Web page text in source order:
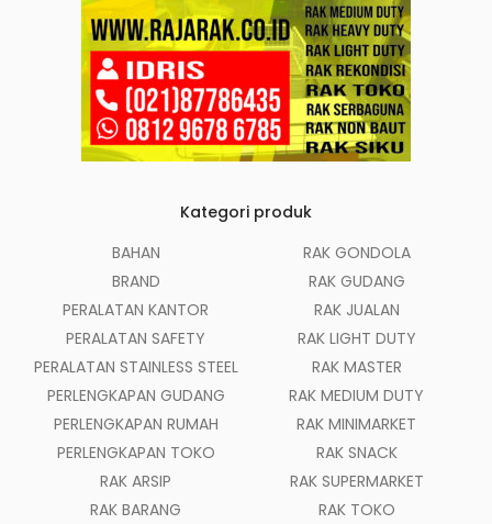
Kategori produk
BAHAN
BRAND
PERALATAN KANTOR
PERALATAN SAFETY
PERALATAN STAINLESS STEEL
PERLENGKAPAN GUDANG
PERLENGKAPAN RUMAH
PERLENGKAPAN TOKO
RAK ARSIP
RAK BARANG
RAK GONDOLA
RAK GUDANG
RAK JUALAN
RAK LIGHT DUTY
RAK MASTER
RAK MEDIUM DUTY
RAK MINIMARKET
RAK SNACK
RAK SUPERMARKET
RAK TOKO